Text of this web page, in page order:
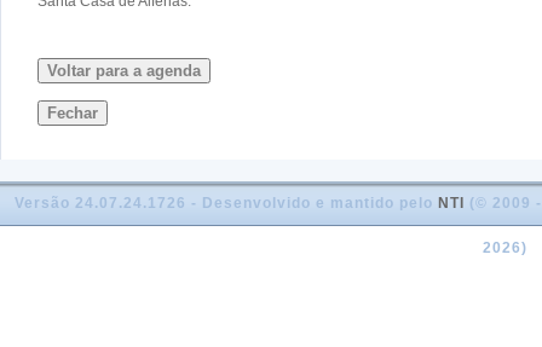
Voltar para a agenda
Fechar
Versão 24.07.24.1726 - Desenvolvido e mantido pelo NTI (© 2009 -
2026)